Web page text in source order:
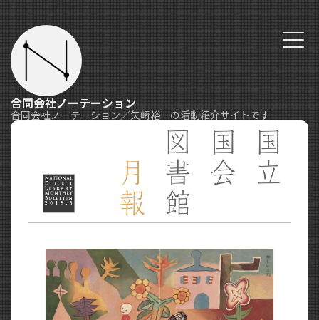
合同会社ノーテーション
合同会社ノーテーション／矢崎裕一の活動紹介サイトです